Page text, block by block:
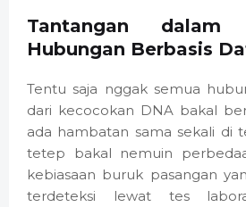
Tantangan dalam
Hubungan Berbasis
Tentu saja nggak semua
dari kecocokan DNA bakal
ada hambatan sama sekali di
tetep bakal nemuin
kebiasaan buruk pasangan
terdeteksi lewat tes